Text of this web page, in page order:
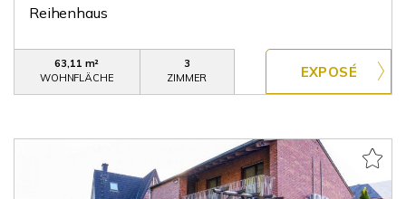
Reihenhaus
63,11 m²
WOHNFLÄCHE
3
ZIMMER